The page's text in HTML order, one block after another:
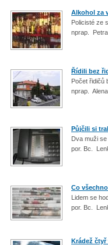
Alkohol za
Policisté ze
nprap.
Řídili bez
Počet řidičů
nprap.
Půjčili si
Dva muži se
por. Bc.
Co
Lidem se
por. Bc.
Krádež čtyř